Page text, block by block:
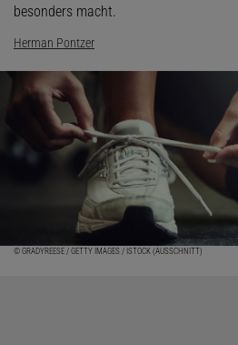
besonders macht.
Herman Pontzer
© GRADYREESE / GETTY IMAGES / ISTOCK (AUSSCHNITT)